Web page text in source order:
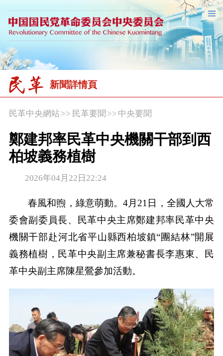
新聞詳情頁
民革中央網站>> 民革要聞 >> 中央要聞
鄭建邦率民革中央機關干部到西
柏坡義務植樹
2026年04月22日22:24
春風和煦，綠意萌動。4月21日，全國人大常
委會副委員長、民革中央主席鄭建邦率民革中央
機關干部赴河北省平山縣西柏坡鎮“團結林”開展
義務植樹，民革中央副主席兼秘書長李惠東、民
革中央副主席陳星鶯參加活動。